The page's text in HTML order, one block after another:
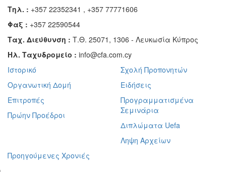
Τηλ. : +357 22352341 , +357 77771606
Φαξ : +357 22590544
Ταχ. Διεύθυνση : Τ.Θ. 25071, 1306 - Λευκωσία Κύπρος
Ηλ. Ταχυδρομείο : info@cfa.com.cy
Ιστορικό
Οργανωτική Δομή
Επιτροπές
Πρώην Προέδροι
Σχολή Προπονητών
Ειδήσεις
Προγραμματισμένα
Σεμινάρια
Διπλώματα Uefa
Ληψη Αρχείων
Προηγούμενες Χρονιές